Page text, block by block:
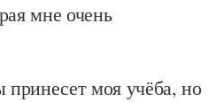
мне очень
моя учёба, но